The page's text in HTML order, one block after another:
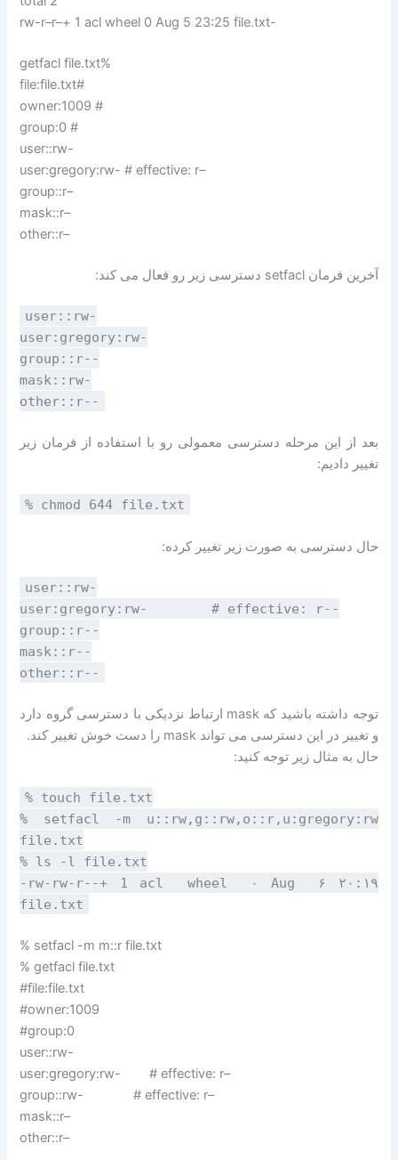
rw-r–r–+ 1 acl wheel 0 Aug 5 23:25 file.txt-
getfacl file.txt%
file:file.txt#
owner:1009 #
group:0 #
user::rw-
user:gregory:rw- # effective: r–
group::r–
mask::r–
other::r–
آخرین فرمان setfacl دسترسی زیر رو فعال می کند:
user::rw-
user:gregory:rw-
group::r--
mask::rw-
other::r--
بعد از این مرحله دسترسی معمولی رو با استفاده از فرمان زیر
تغییر دادیم:
% chmod 644 file.txt
حال دسترسی به صورت زیر تغییر کرده:
user::rw-
user:gregory:rw- # effective: r--
group::r--
mask::r--
other::r--
توجه داشته باشید که mask ارتباط نزدیکی با دسترسی گروه دارد
و تغییر در این دسترسی می تواند mask را دست خوش تغییر کند.
حال به مثال زیر توجه کنید:
% touch file.txt
% setfacl -m u::rw,g::rw,o::r,u:gregory:rw
file.txt
% ls -l file.txt
-rw-rw-r--+ 1 acl wheel ۰ Aug ۶ ۲۰:۱۹
file.txt
% setfacl -m m::r file.txt
% getfacl file.txt
#file:file.txt
#owner:1009
#group:0
user::rw-
user:gregory:rw- # effective: r–
group::rw- # effective: r–
mask::r–
other::r–